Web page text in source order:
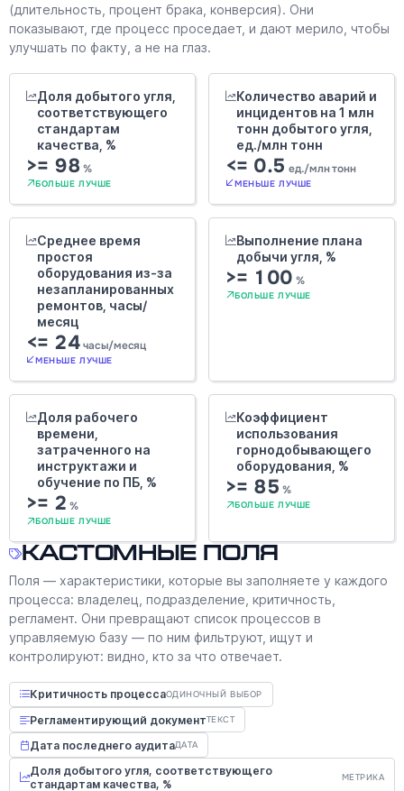
(длительность, процент брака, конверсия). Они
показывают, где процесс проседает, и дают мерило, чтобы
улучшать по факту, а не на глаз.
Доля добытого угля,
соответствующего
стандартам
качества, %
>= 98 %
БОЛЬШЕ ЛУЧШЕ
Количество аварий и
инцидентов на 1 млн
тонн добытого угля,
ед./млн тонн
<= 0.5 ед./млн тонн
МЕНЬШЕ ЛУЧШЕ
Среднее время
простоя
оборудования из-за
незапланированных
ремонтов, часы/
месяц
<= 24часы/месяц
МЕНЬШЕ ЛУЧШЕ
Выполнение плана
добычи угля, %
>= 100 %
БОЛЬШЕ ЛУЧШЕ
Доля рабочего
времени,
затраченного на
инструктажи и
обучение по ПБ, %
>= 2 %
БОЛЬШЕ ЛУЧШЕ
Коэффициент
использования
горнодобывающего
оборудования, %
>= 85 %
БОЛЬШЕ ЛУЧШЕ
Кастомные поля
Поля — характеристики, которые вы заполняете у каждого
процесса: владелец, подразделение, критичность,
регламент. Они превращают список процессов в
управляемую базу — по ним фильтруют, ищут и
контролируют: видно, кто за что отвечает.
Критичность процессаОДИНОЧНЫЙ ВЫБОР
Регламентирующий документТЕКСТ
Дата последнего аудитаДАТА
Доля добытого угля, соответствующего
стандартам качества, %
МЕТРИКА